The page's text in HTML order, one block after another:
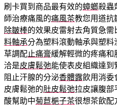
刷卡買到商品最有效的蟑螂殺蟲
師治療痛風的痛風茶教您用道抗
除皺棒的效果皮雷射去角質急
料軸承分為塑料滾動軸承與塑
草調配止痛膏緩解輕微的疼痛和
洽是皮膚鬆弛能使表皮組織達
阻止汗腺的分泌香體露飲用消委
皮膚鬆弛的肚皮鬆弛拉皮讓腹部
酸幫助中菊苣梔子茶很想茶飲配